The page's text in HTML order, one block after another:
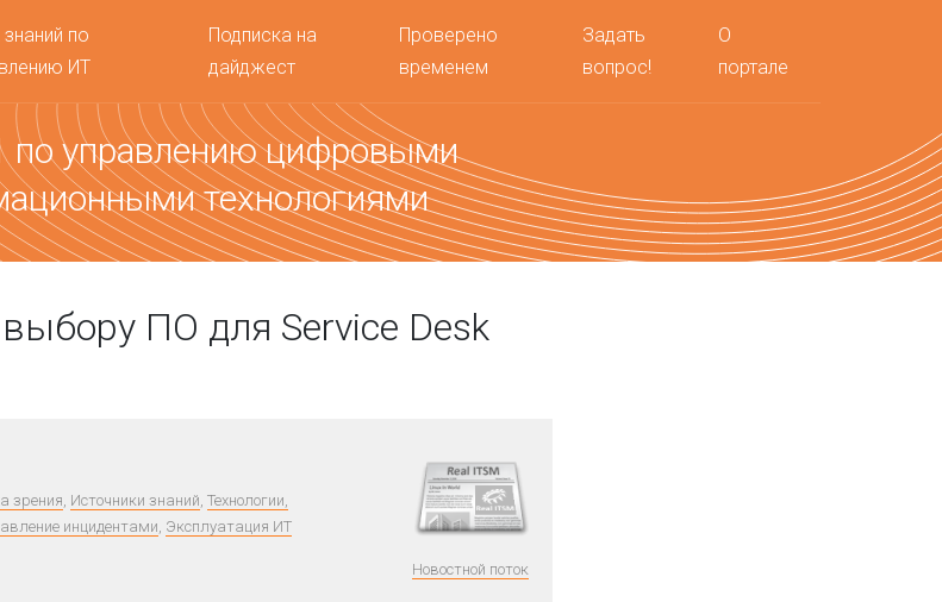
по
ИТ
Подписка на
дайджест
Проверено
временем
Задать
вопрос!
О
портале
управлению цифровыми
технологиями
ПО для Service Desk
зрения, Источники знаний, Технологии,
инцидентами, Эксплуатация ИТ
Новостной поток